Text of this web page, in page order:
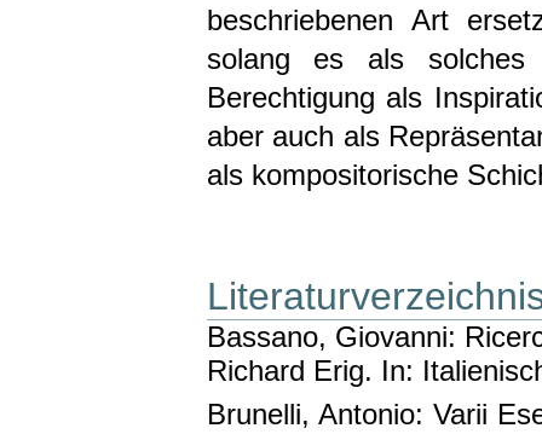
beschriebenen Art
solang es als
Berechtigung als
aber auch als
als kompositorische
Bassano, Giovanni:
Richard Erig. In:
Brunelli, Antonio: Varii